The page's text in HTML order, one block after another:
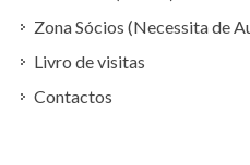
Zona Sócios (Necessita de
Livro de visitas
Contactos